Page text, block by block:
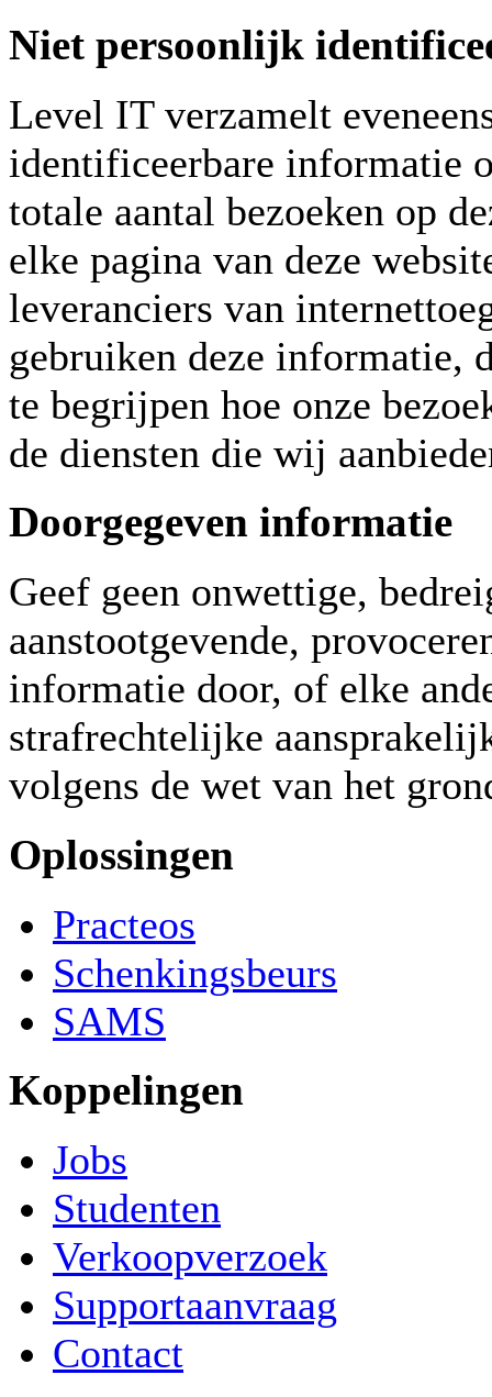
Niet persoonlijk
Level IT verzamelt
identificeerbare informatie
totale aantal bezoeken op
elke pagina van deze
leveranciers van
gebruiken deze informatie,
te begrijpen hoe onze
de diensten die wij
Doorgegeven informatie
Geef geen onwettige,
aanstootgevende,
informatie door, of elke
strafrechtelijke
volgens de wet van het
Oplossingen
Practeos
Schenkingsbeurs
SAMS
Koppelingen
Jobs
Studenten
Verkoopverzoek
Supportaanvraag
Contact